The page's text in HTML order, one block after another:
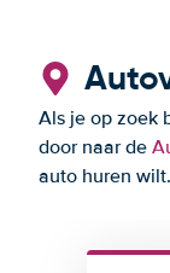
Als je op zoek
door naar de
auto huren wilt.